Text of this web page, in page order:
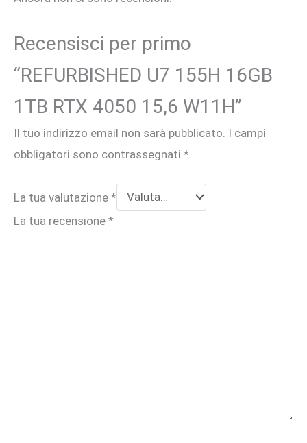
Recensisci per primo
“REFURBISHED U7 155H 16GB
1TB RTX 4050 15,6 W11H”
Il tuo indirizzo email non sarà pubblicato. I campi
obbligatori sono contrassegnati *
La tua valutazione *
La tua recensione *